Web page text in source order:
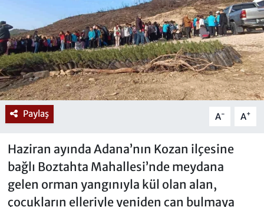
Paylaş A- A+
Haziran ayında Adana’nın Kozan ilçesine
bağlı Boztahta Mahallesi’nde meydana
gelen orman yangınıyla kül olan alan,
çocukların elleriyle yeniden can bulmaya